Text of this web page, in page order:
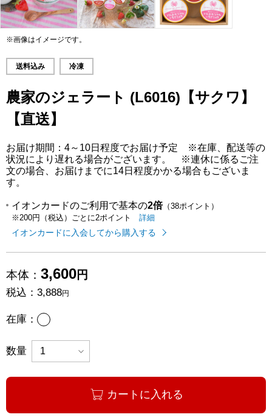
※画像はイメージです。
送料込み 冷凍
農家のジェラート (L6016)【サクワ】
【直送】
お届け期間：4～10日程度でお届け予定 ※在庫、配送等の
状況により遅れる場合がございます。 ※連休に係るご注
文の場合、お届けまでに14日程度かかる場合もございま
す。
イオンカードのご利用で基本の2倍（38ポイント）
※200円（税込）ごとに2ポイント
イオンカードのご利用でたまるポイ
詳細
イオンカードに入会してから購入する
本体： 3,600円
税込： 3,888円
在庫： あり
数量
カートに入れる